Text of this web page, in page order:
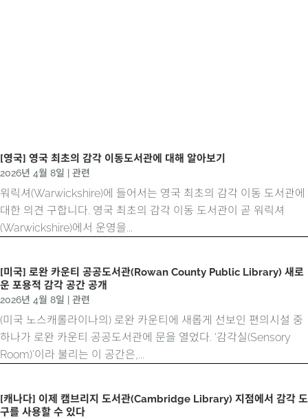
[영국] 영국 최초의 감각 이동도서관에 대해 알아보기
2026년 4월 8일 관련
워릭셔(Warwickshire)에 들어서는 영국 최초의 감각 이동 도서관에
대한 의견 구합니다. 영국 최초의 감각 이동 도서관이 곧 워릭셔
(Warwickshire)에서 운영을...
[미국] 로완 카운티 공공도서관(Rowan County Public Library) 새로
운 포용적 감각 공간 공개
2026년 4월 8일 관련
(미국 노스캐롤라이나의) 로완 카운티에 새롭게 선보인 편의시설 중
하나가 로완 카운티 공공도서관에 문을 열었다. ‘감각실(Sensory
Room)’이라 불리는 이 공간은,...
[캐나다] 이제 캠브리지 도서관(Cambridge Library) 지점에서 감각 도
구를 사용할 수 있다